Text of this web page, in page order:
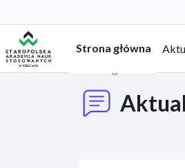
Przejdź do głównej zawartości
Strona główna